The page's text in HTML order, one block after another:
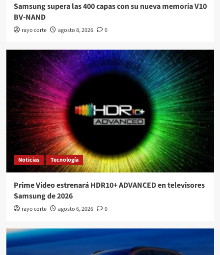
Samsung supera las 400 capas con su nueva memoria V10
BV-NAND
rayo corte agosto 8, 2026 0
Noticias Tecnología
Prime Video estrenará HDR10+ ADVANCED en televisores
Samsung de 2026
rayo corte agosto 6, 2026 0